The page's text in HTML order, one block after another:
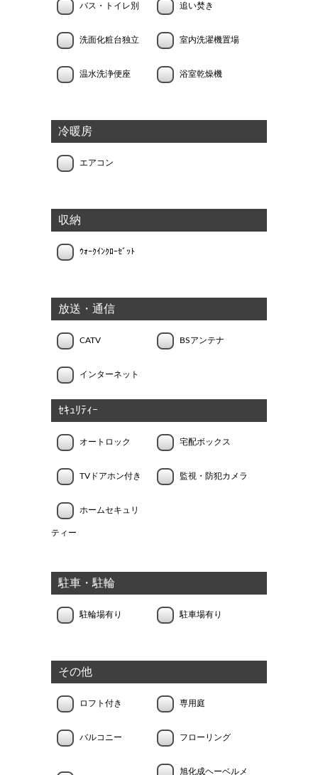
バス・トイレ別 追い焚き
洗面化粧台独立 室内洗濯機置場
温水洗浄便座 浴室乾燥機
冷暖房
エアコン
収納
ｳｫｰｸｲﾝｸﾛｰｾﾞｯﾄ
放送・通信
CATV BSアンテナ
インターネット
ｾｷｭﾘﾃｨｰ
オートロック 宅配ボックス
TVドアホン付き 監視・防犯カメラ
ホームセキュリ
ティー
駐車・駐輪
駐輪場有り 駐車場有り
その他
ロフト付き 専用庭
バルコニー フローリング
旭化成ヘーベルメ